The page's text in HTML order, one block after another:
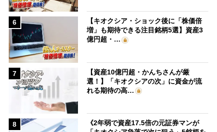
6
【キオクシア・ショック後に「株価倍
増」も期待できる注目銘柄5選】資産3
億円超・…
7
【資産10億円超・かんちさんが厳
選！】「キオクシアの次」に資金が流
れる期待の高…
8
《2年弱で資産17.5倍の元証券マンが